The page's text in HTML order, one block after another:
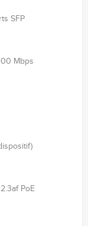
SFP
Mbps
PoE